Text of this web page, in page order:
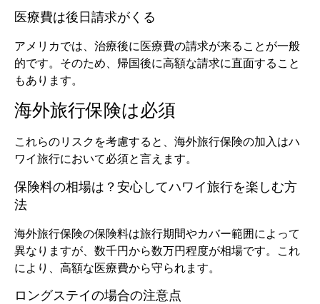
医療費は後日請求がくる
アメリカでは、治療後に医療費の請求が来ることが一般
的です。そのため、帰国後に高額な請求に直面すること
もあります。
海外旅行保険は必須
これらのリスクを考慮すると、海外旅行保険の加入はハ
ワイ旅行において必須と言えます。
保険料の相場は？安心してハワイ旅行を楽しむ方
法
海外旅行保険の保険料は旅行期間やカバー範囲によって
異なりますが、数千円から数万円程度が相場です。これ
により、高額な医療費から守られます。
ロングステイの場合の注意点